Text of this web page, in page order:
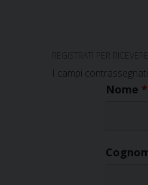
REGISTRATI PER
I campi
Nome *